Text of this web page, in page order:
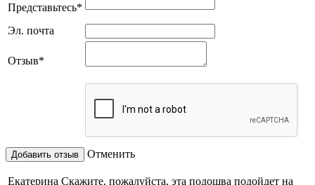
Представьтесь*
Эл. почта
Отзыв*
Отменить
Екатерина Скажите, пожалуйста, эта подошва подойдет на